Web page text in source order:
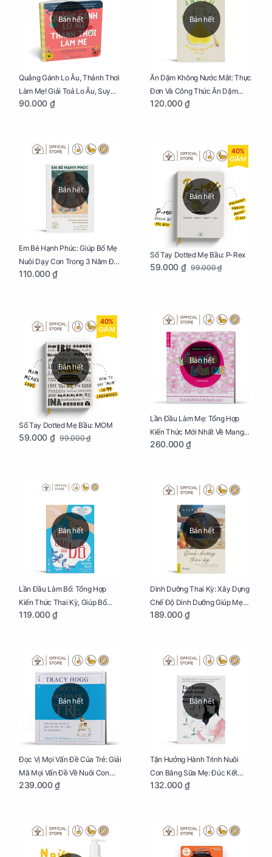
Bán hết
Quẳng Gánh Lo Âu, Thảnh Thơi
Làm Mẹ! Giải Toả Lo Âu, Suy
Nghĩ Tiêu Cực Cho Mẹ
90.000 ₫
Bán hết
Ăn Dặm Không Nước Mắt: Thực
Đơn Và Công Thức Ăn Dặm
Kiểu Nhật
120.000 ₫
Bán hết
Em Bé Hạnh Phúc: Giúp Bố Mẹ
Nuôi Dạy Con Trong 3 Năm Đầu
Đời
110.000 ₫
Bán hết
40%
GIẢM
Sổ Tay Dotted Mẹ Bầu: P-Rex
59.000 ₫ 99.000 ₫
Bán hết
40%
GIẢM
Sổ Tay Dotted Mẹ Bầu: MOM
59.000 ₫ 99.000 ₫
Bán hết
Lần Đầu Làm Mẹ: Tổng Hợp
Kiến Thức Mới Nhất Về Mang
Thai Và Sinh Nở Cho Mẹ Bầu
260.000 ₫
Bán hết
Lần Đầu Làm Bố: Tổng Hợp
Kiến Thức Thai Kỳ, Giúp Bố
Thấu Hiểu Hơn Về Mẹ Bầu Và
119.000 ₫
Bán hết
Dinh Dưỡng Thai Kỳ: Xây Dựng
Chế Độ Dinh Dưỡng Giúp Mẹ
Khỏe, Con Yêu Phát Triển Toàn
189.000 ₫
Bán hết
Đọc Vị Mọi Vấn Đề Của Trẻ: Giải
Mã Mọi Vấn Đề Về Nuôi Con
Nhỏ (Ăn, Ngủ, Kỷ Luật Hành Vi),
239.000 ₫
Bán hết
Tận Hưởng Hành Trình Nuôi
Con Bằng Sữa Mẹ: Đúc Kết
Những Kiến Thức Quý Báu Về
Mình Trong Hành Trình Nuôi
132.000 ₫